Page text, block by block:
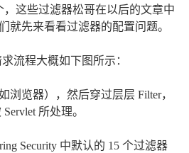
，这些过滤器松哥在以后的文章中
就先来看看过滤器的配置问题。
流程大概如下图所示：
浏览器），然后穿过层层 Filter，
所处理。
Security 中默认的 15 个过滤器